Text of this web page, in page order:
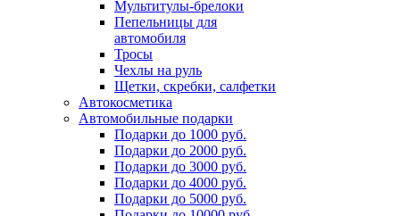
Мультитулы-брелоки
Пепельницы для
автомобиля
Тросы
Чехлы на руль
Щетки, скребки, салфетки
Автокосметика
Автомобильные подарки
Подарки до 1000 руб.
Подарки до 2000 руб.
Подарки до 3000 руб.
Подарки до 4000 руб.
Подарки до 5000 руб.